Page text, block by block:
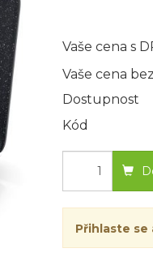
Vaše cena s
Vaše cena
Dostupnost
Kód
Přihlaste